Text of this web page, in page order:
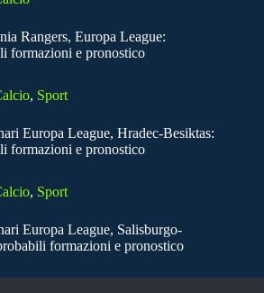
Rangers, Europa League:
formazioni e pronostico
, Sport
Europa League, Hradec-Besiktas:
formazioni e pronostico
, Sport
Europa League, Salisburgo-
formazioni e pronostico